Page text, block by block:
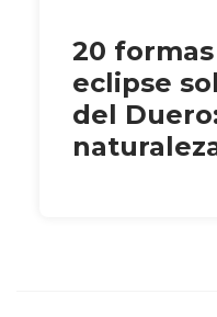
20
eclipse
del